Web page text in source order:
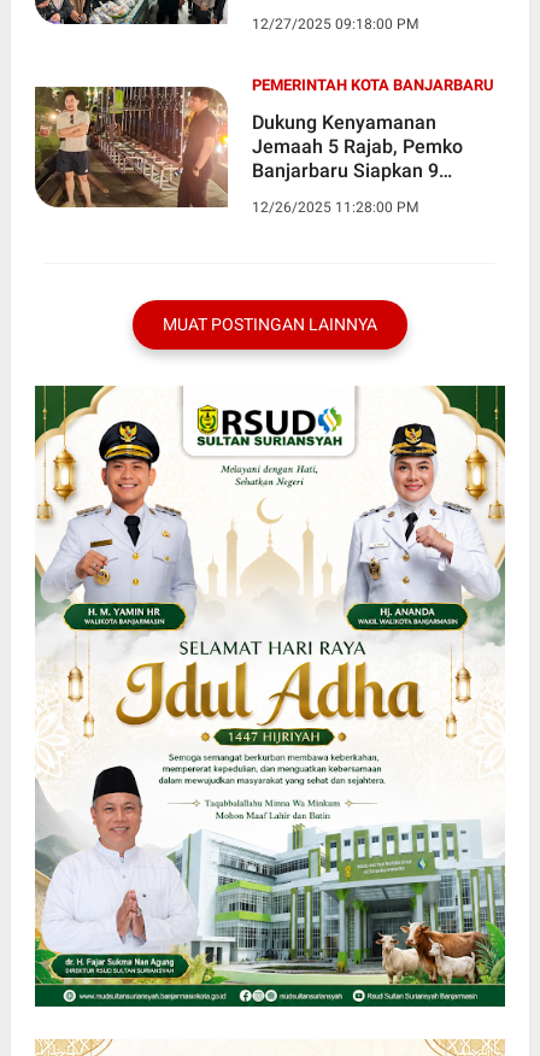
12/27/2025 09:18:00 PM
PEMERINTAH KOTA BANJARBARU
Dukung Kenyamanan
Jemaah 5 Rajab, Pemko
Banjarbaru Siapkan 9
12/26/2025 11:28:00 PM
MUAT POSTINGAN LAINNYA